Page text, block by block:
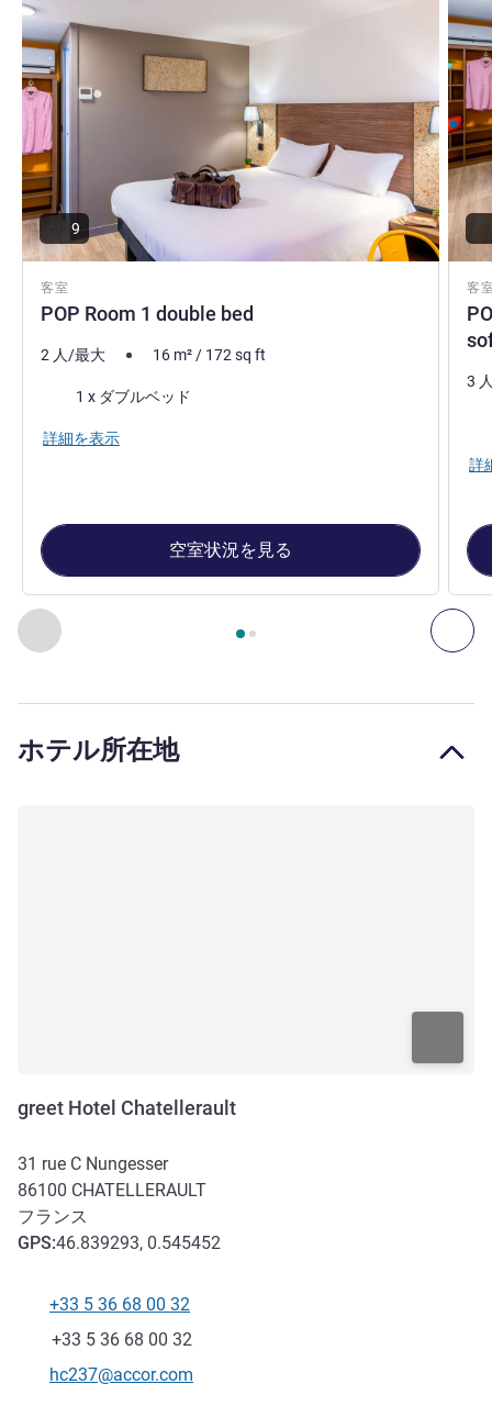
前に戻る - 客室 次
2 ページ中 , 客室 1 : POP Room 1 double bed , 客
客室
POP Room 1 double bed
9
2 人/最大 16 m²/ 172sq ft
1 x ダブルベッド
詳細を表示
空室状況を見る
客
3
詳
ホテル所在地
greet Hotel Chatellerault
31 rue C Nungesser
86100 CHATELLERAULT
フランス
GPS:46.839293, 0.545452
電話番号
+33 5 36 68 00 32
ファックス
+33 5 36 68 00 32
Eメール
hc237@accor.com